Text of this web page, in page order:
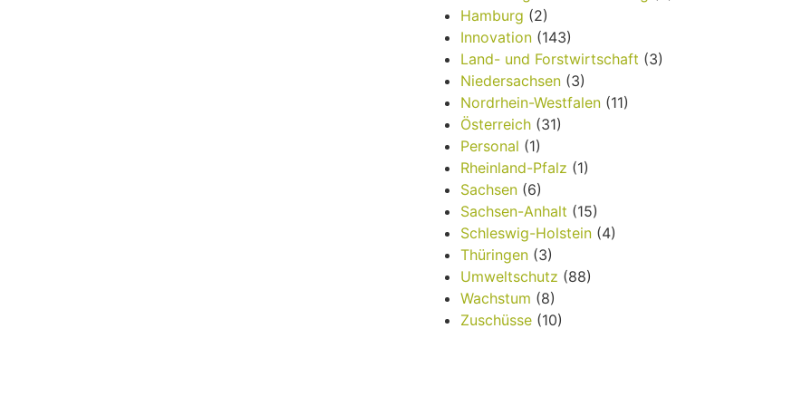
Hamburg (2)
Innovation(143)
Land- und Forstwirtschaft (3)
Niedersachsen(3)
Nordrhein-Westfalen(11)
Österreich(31)
Personal (1)
Rheinland-Pfalz (1)
Sachsen(6)
Sachsen-Anhalt (15)
Schleswig-Holstein(4)
Thüringen(3)
Umweltschutz (88)
Wachstum (8)
Zuschüsse(10)